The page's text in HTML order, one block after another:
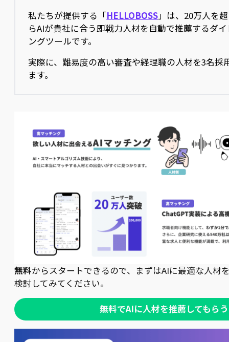
私たちが提供する「HELLOBOSS」は、20万人を
らAIが貴社に合う即戦力人材を自動で推薦するダ
ングツールです。
実際に、難易度の高い審査や経理職の人材を3名採
ます。
無料からスタートできるので、まずはAIに最適な人材
検討してみてください。
無料でAIに人材を推薦してもら